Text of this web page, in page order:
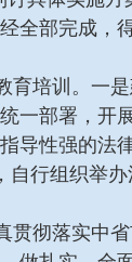
全部完成，
育培训。一
一部署，开
导性强的法
自行组织举
贯彻落实中